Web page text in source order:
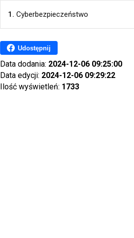
1. Cyberbezpieczeństwo
Udostępnij
Data dodania: 2024-12-06 09:25:00
Data edycji: 2024-12-06 09:29:22
Ilość wyświetleń: 1733